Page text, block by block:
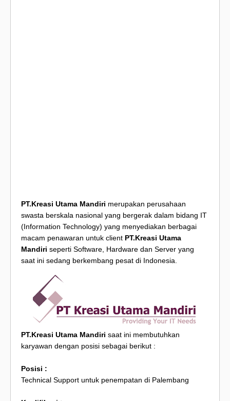
PT.Kreasi Utama Mandiri merupakan perusahaan
swasta berskala nasional yang bergerak dalam bidang IT
(Information Technology) yang menyediakan berbagai
macam penawaran untuk client PT.Kreasi Utama
Mandiri seperti Software, Hardware dan Server yang
saat ini sedang berkembang pesat di Indonesia.
PT.Kreasi Utama Mandiri saat ini membutuhkan
karyawan dengan posisi sebagai berikut :
Posisi :
Technical Support untuk penempatan di Palembang